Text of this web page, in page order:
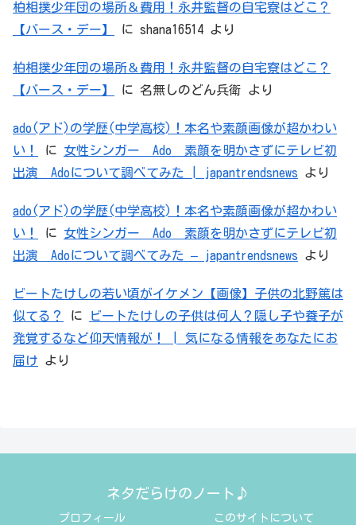
柏相撲少年団の場所＆費用！永井監督の自宅寮はどこ？
【バース・デー】
に shana16514 より
柏相撲少年団の場所＆費用！永井監督の自宅寮はどこ？
【バース・デー】
に 名無しのどん兵衛 より
ado(アド)の学歴(中学高校)！本名や素顔画像が超かわい
い！
に 女性シンガー Ado 素顔を明かさずにテレビ初
出演 Adoについて調べてみた | japantrendsnews より
ado(アド)の学歴(中学高校)！本名や素顔画像が超かわい
い！
に 女性シンガー Ado 素顔を明かさずにテレビ初
出演 Adoについて調べてみた – japantrendsnews より
ビートたけしの若い頃がイケメン【画像】子供の北野篤は
似てる？
に
ビートたけしの子供は何人？隠し子や養子が
発覚するなど仰天情報が！ | 気になる情報をあなたにお
届け より
ネタだらけのノート♪
プロフィール このサイトについて